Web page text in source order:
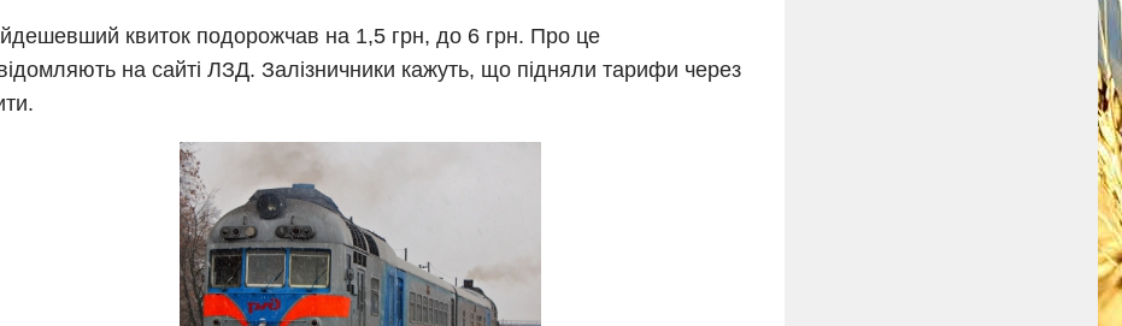
квиток подорожчав на 1,5 грн, до 6 грн. Про це
на сайті ЛЗД. Залізничники кажуть, що підняли тарифи через